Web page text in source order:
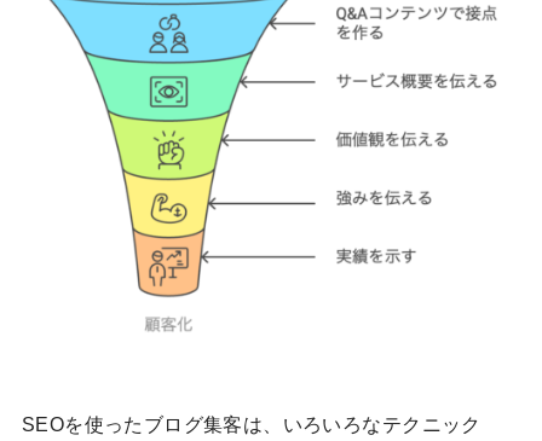
SEOを使ったブログ集客は、いろいろなテクニック